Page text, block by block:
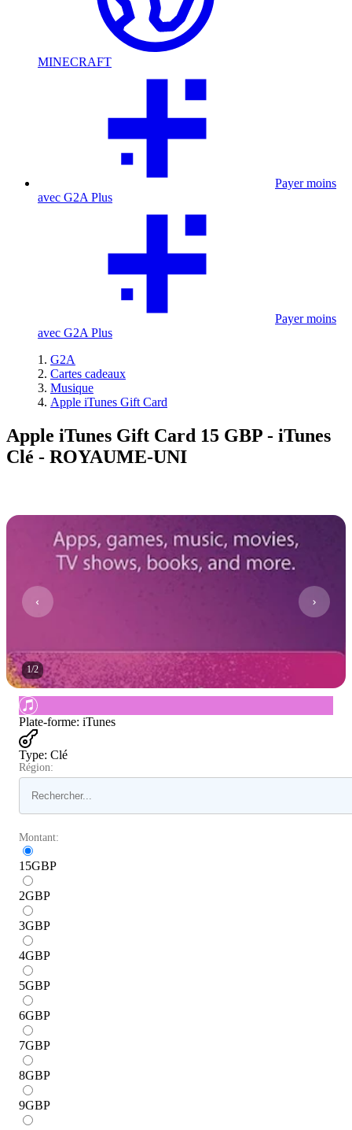
MINECRAFT
Payer moins
avec G2A Plus
Payer moins
avec G2A Plus
G2A
Cartes cadeaux
Musique
Apple iTunes Gift Card
Apple iTunes Gift Card 15 GBP - iTunes
Clé - ROYAUME-UNI
1/2
Plate-forme: iTunes
Type: Clé
Région:
Montant:
15GBP
2GBP
3GBP
4GBP
5GBP
6GBP
7GBP
8GBP
9GBP